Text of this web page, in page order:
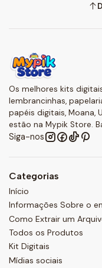
Os melhores kits
lembrancinhas,
papéis digitais, Moana,
estão na Mypik Store.
Siga-nos
Categorias
Início
Informações Sobre o
Como Extrair um
Todos os Produtos
Kit Digitais
Mídias sociais